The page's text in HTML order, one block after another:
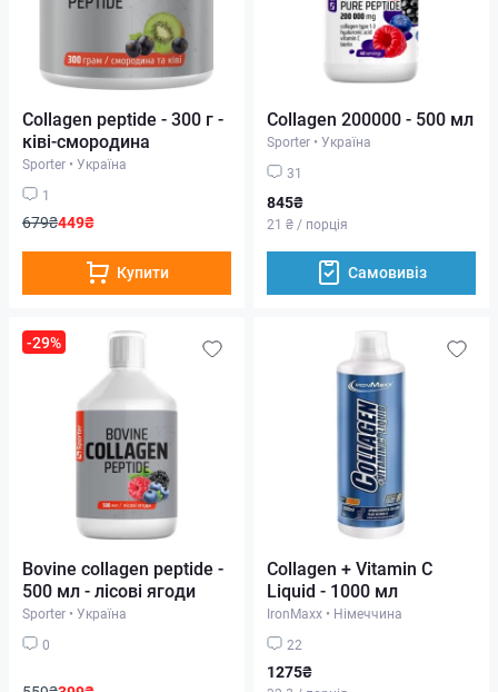
Collagen peptide - 300 г -
ківі-смородина
Sporter • Україна
1
679₴449₴
Купити
Collagen 200000 - 500 мл
Sporter • Україна
31
845₴
21 ₴ / порція
Самовивіз
-29%
Bovine collagen peptide -
500 мл - лісові ягоди
Sporter • Україна
0
Collagen + Vitamin C
Liquid - 1000 мл
IronMaxx • Німеччина
22
1275₴